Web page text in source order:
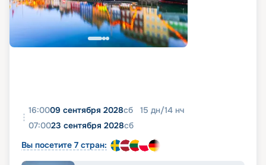
16:0009 сентября 2028сб 15 дн/14 нч
07:0023 сентября 2028сб
Вы посетите 7 стран: